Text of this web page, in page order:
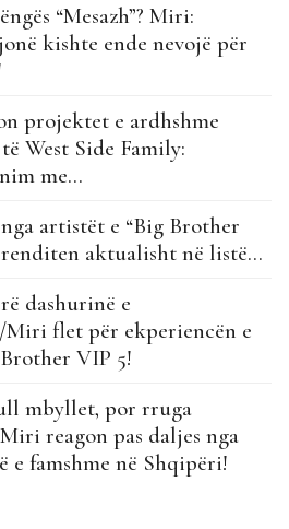
“Mesazh”? Miri:
kishte ende nevojë për
projektet e ardhshme
West Side Family:
me…
artistët e “Big Brother
renditen aktualisht në listë…
dashurinë e
flet për ekperiencën e
VIP 5!
mbyllet, por rruga
reagon pas daljes nga
e famshme në Shqipëri!